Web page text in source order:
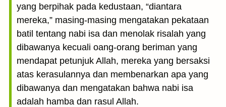
yang berpihak pada kedustaan, “diantara
mereka,” masing-masing mengatakan pekataan
batil tentang nabi isa dan menolak risalah yang
dibawanya kecuali oang-orang beriman yang
mendapat petunjuk Allah, mereka yang bersaksi
atas kerasulannya dan membenarkan apa yang
dibawanya dan mengatakan bahwa nabi isa
adalah hamba dan rasul Allah.